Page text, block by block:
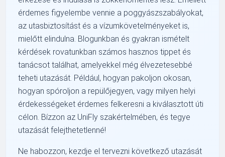
érdemes figyelembe vennie a poggyászszabályokat,
az utasbiztosítást és a vízumkövetelményeket is,
mielőtt elindulna. Blogunkban és gyakran ismételt
kérdések rovatunkban számos hasznos tippet és
tanácsot találhat, amelyekkel még élvezetesebbé
teheti utazását. Például, hogyan pakoljon okosan,
hogyan spóroljon a repülőjegyen, vagy milyen helyi
érdekességeket érdemes felkeresni a kiválasztott úti
célon. Bízzon az UniFly szakértelmében, és tegye
utazását felejthetetlenné!
Ne habozzon, kezdje el tervezni következő utazását